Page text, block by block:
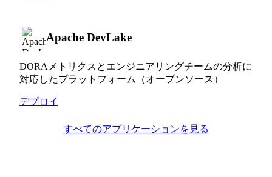
Apache DevLake
DORAメトリクスとエンジニアリングチームの分析に
対応したプラットフォーム（オープンソース）
デプロイ
すべてのアプリケーションを見る